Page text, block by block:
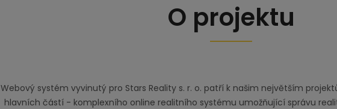
O projektu
Webový systém vyvinutý pro Stars Reality s. r. o. patří k našim největším
hlavních částí - komplexního online realitního systému umožňující správu